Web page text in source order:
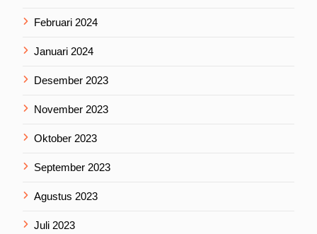
Februari 2024
Januari 2024
Desember 2023
November 2023
Oktober 2023
September 2023
Agustus 2023
Juli 2023